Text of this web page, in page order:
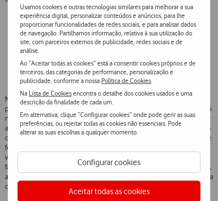
Usamos cookies e outras tecnologias similares para melhorar a sua
experiência digital, personalizar conteúdos e anúncios, para lhe
proporcionar funcionalidades de redes sociais, e para analisar dados
de navegação. Partilhamos informação, relativa à sua utilização do
site, com parceiros externos de publicidade, redes sociais e de
análise.
Ao “Aceitar todas as cookies” está a consentir cookies próprios e de
terceiros, das categorias de performance, personalização e
publicidade, conforme a nossa Política de Cookies
Na Lista de Cookiesencontra o detalhe dos cookies usados e uma
descrição da finalidade de cada um.
Em alternativa, clique “Configurar cookies” onde pode gerir as suas
preferências, ou rejeitar todas as cookies não essenciais. Pode
alterar as suas escolhas a qualquer momento.
Configurar cookies
Aceitar todas as cookies
As Festas em Honra do Imaculado Coração de Maria começaram na
acrescentou-se uma vertente de entretenimento
No passado, a tradição dizia que as festas deveriam ser organizadas
por oito casais, no verão seguinte ao seu casamento. Mas a tradição já
não é bem o que era. Agora, no último dia das festividades, tem lugar
a cerimónia de passagem da bandeira, momento em que se definem
os mordomos – termo antigo usado para identificar organizadores de
festas populares – da edição seguinte. Ao assumirem,
voluntariamente, esta missão, assumem também um compromisso:
fazer as melhores festas de sempre. E é este desafio que tem levado,
ano após ano, as Festas da Bidoeira de Cima à dimensão e importância
que hoje têm para toda aquela região.